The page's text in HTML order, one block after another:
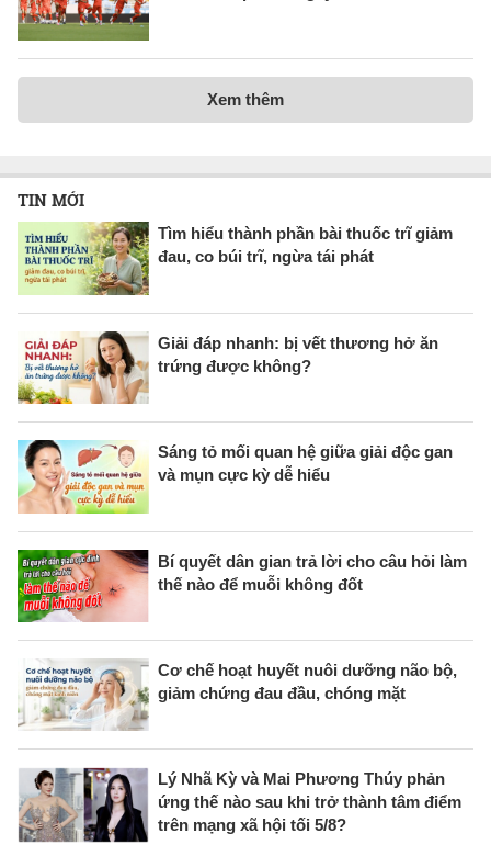
Xem thêm
TIN MỚI
Tìm hiểu thành phần bài thuốc trĩ giảm
đau, co búi trĩ, ngừa tái phát
Giải đáp nhanh: bị vết thương hở ăn
trứng được không?
Sáng tỏ mối quan hệ giữa giải độc gan
và mụn cực kỳ dễ hiểu
Bí quyết dân gian trả lời cho câu hỏi làm
thế nào để muỗi không đốt
Cơ chế hoạt huyết nuôi dưỡng não bộ,
giảm chứng đau đầu, chóng mặt
Lý Nhã Kỳ và Mai Phương Thúy phản
ứng thế nào sau khi trở thành tâm điểm
trên mạng xã hội tối 5/8?